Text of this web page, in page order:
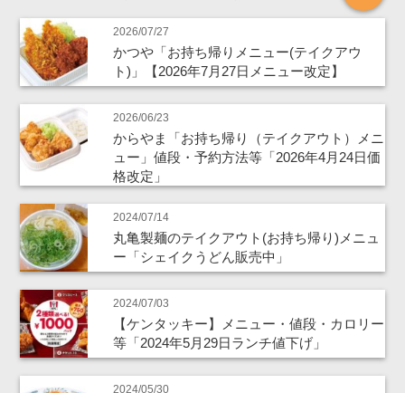
2026/07/27
かつや「お持ち帰りメニュー(テイクアウ
ト)」【2026年7月27日メニュー改定】
2026/06/23
からやま「お持ち帰り（テイクアウト）メニ
ュー」値段・予約方法等「2026年4月24日価
格改定」
2024/07/14
丸亀製麺のテイクアウト(お持ち帰り)メニュ
ー「シェイクうどん販売中」
2024/07/03
【ケンタッキー】メニュー・値段・カロリー
等「2024年5月29日ランチ値下げ」
2024/05/30